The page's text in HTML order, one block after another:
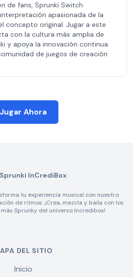
de fans, Sprunki Switch
apasionada de la
concepto original. Jugar a este
con la cultura más amplia de
y apoya la innovación continua
de juegos de creación
Jugar Ahora
Sprunki InCrediBox
tu experiencia musical con nuestro
de ritmos. ¡Crea, mezcla y baila con los
Sprunky del universo Incredibox!
DEL SITIO
Inicio